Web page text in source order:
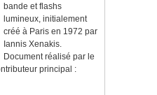
bande et flashs
lumineux, initialement
créé à Paris en 1972 par
Iannis Xenakis.
Document réalisé par le
principal :